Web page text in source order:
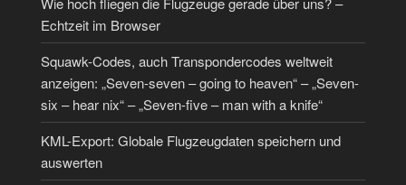
Echtzeit im Browser
Squawk-Codes, auch Transpondercodes weltweit
anzeigen: „Seven-seven – going to heaven“ – „Seven-
six – hear nix“ – „Seven-five – man with a knife“
KML-Export: Globale Flugzeugdaten speichern und
auswerten